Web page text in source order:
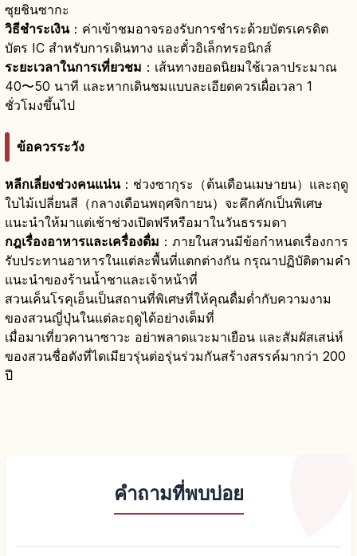
ซุยชินซากะ
วิธีชำระเงิน：ค่าเข้าชมอาจรองรับการชำระด้วยบัตรเครดิต
บัตร IC สำหรับการเดินทาง และตั๋วอิเล็กทรอนิกส์
ระยะเวลาในการเที่ยวชม ：เส้นทางยอดนิยมใช้เวลาประมาณ
40〜50 นาที และหากเดินชมแบบละเอียดควรเผื่อเวลา 1
ชั่วโมงขึ้นไป
ข้อควรระวัง
หลีกเลี่ยงช่วงคนแน่น：ช่วงซากุระ（ต้นเดือนเมษายน）และฤดู
ใบไม้เปลี่ยนสี（กลางเดือนพฤศจิกายน）จะคึกคักเป็นพิเศษ
แนะนำให้มาแต่เช้าช่วงเปิดฟรีหรือมาในวันธรรมดา
กฎเรื่องอาหารและเครื่องดื่ม ：ภายในสวนมีข้อกำหนดเรื่องการ
รับประทานอาหารในแต่ละพื้นที่แตกต่างกัน กรุณาปฏิบัติตามคำ
แนะนำของร้านน้ำชาและเจ้าหน้าที่
สวนเค็นโรคุเอ็นเป็นสถานที่พิเศษที่ให้คุณดื่มด่ำกับความงาม
ของสวนญี่ปุ่นในแต่ละฤดูได้อย่างเต็มที่
เมื่อมาเที่ยวคานาซาวะ อย่าพลาดแวะมาเยือน และสัมผัสเสน่ห์
ของสวนชื่อดังที่ไดเมียวรุ่นต่อรุ่นร่วมกันสร้างสรรค์มากว่า 200
ปี
คำถามที่พบบ่อย